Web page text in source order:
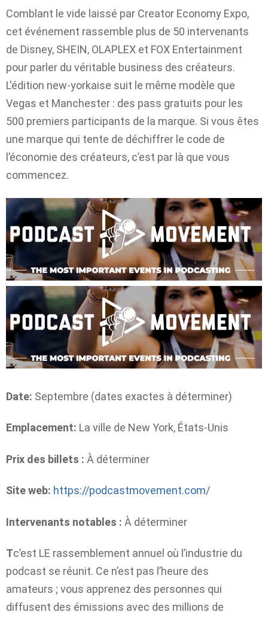
Comblant le vide laissé par Creator Economy Expo,
cet événement rassemble plus de 50 intervenants
de Disney, SHEIN, OLAPLEX et FOX Entertainment
pour parler du véritable business des créateurs.
L'édition new-yorkaise suit le même modèle que
Vegas et Manchester : des pass gratuits pour les
500 premiers participants de la marque. Si vous êtes
une marque qui tente de déchiffrer le code de
l’économie des créateurs, c’est par là que vous
commencez.
Date: Septembre (dates exactes à déterminer)
Emplacement: La ville de New York, États-Unis
Prix ​​des billets : À déterminer
Site web: https://podcastmovement.com/
Intervenants notables : À déterminer
Tc’est LE rassemblement annuel où l’industrie du
podcast se réunit. Ce n’est pas l’heure des
amateurs ; vous apprenez des personnes qui
diffusent des émissions avec des millions de